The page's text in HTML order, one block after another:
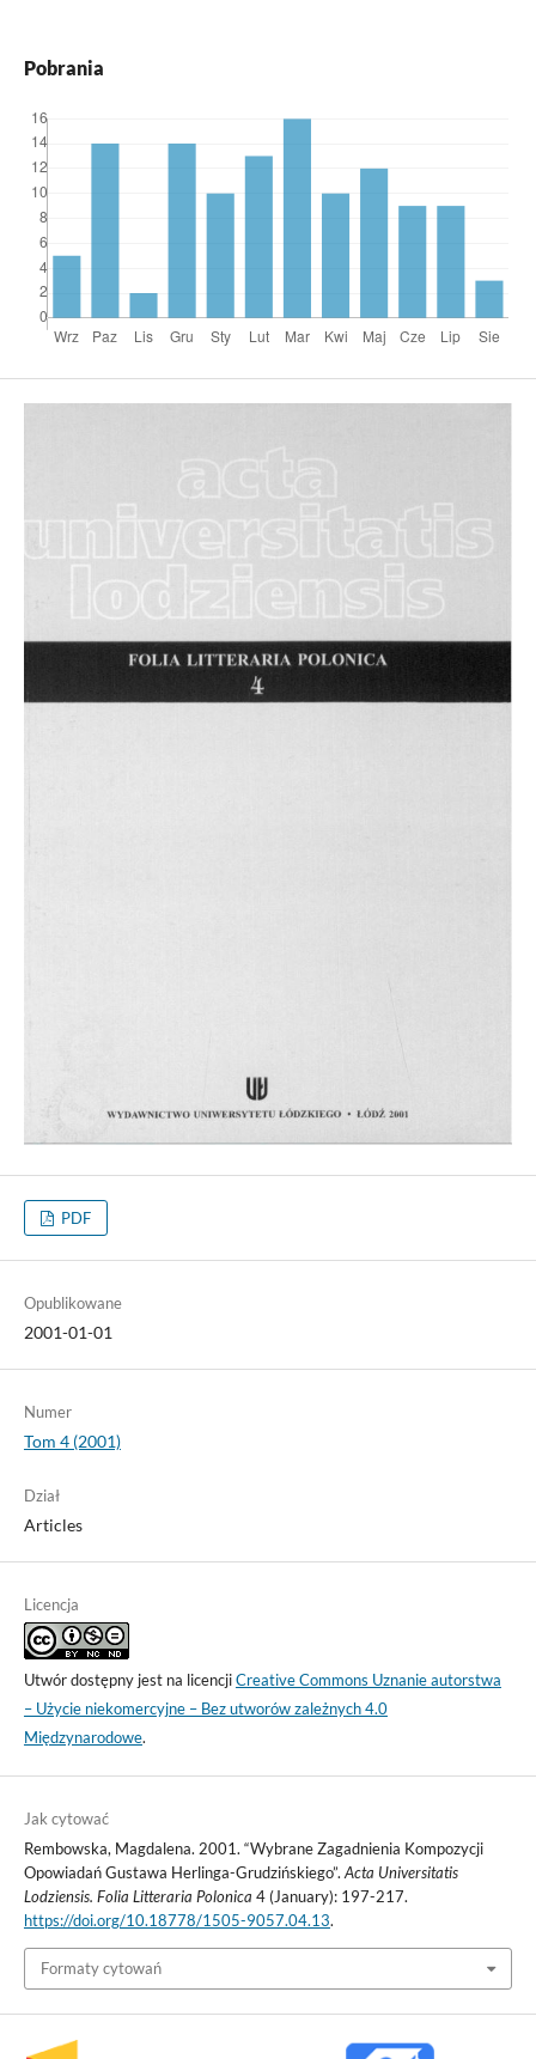
Pobrania
PDF
Opublikowane
2001-01-01
Numer
Tom 4 (2001)
Dział
Articles
Licencja
Utwór dostępny jest na licencjiCreative Commons Uznanie autorstwa
– Użycie niekomercyjne – Bez utworów zależnych 4.0
Międzynarodowe.
Jak cytować
Rembowska, Magdalena. 2001. “Wybrane Zagadnienia Kompozycji
Opowiadań Gustawa Herlinga-Grudzińskiego”. Acta Universitatis
Lodziensis. Folia Litteraria Polonica 4 (January): 197-217.
https://doi.org/10.18778/1505-9057.04.13.
Formaty cytowań